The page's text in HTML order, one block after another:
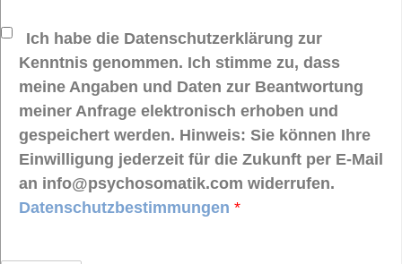
Ich habe die Datenschutzerklärung zur
Kenntnis genommen. Ich stimme zu, dass
meine Angaben und Daten zur Beantwortung
meiner Anfrage elektronisch erhoben und
gespeichert werden. Hinweis: Sie können Ihre
Einwilligung jederzeit für die Zukunft per E-Mail
an info@psychosomatik.com widerrufen.
Datenschutzbestimmungen *